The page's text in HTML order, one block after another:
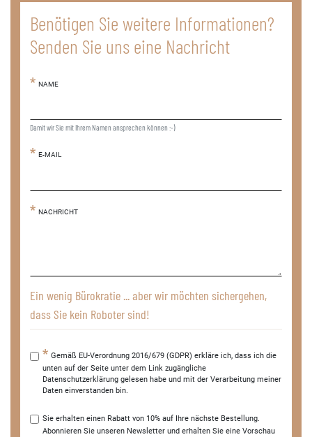
Benötigen Sie weitere Informationen?
Senden Sie uns eine Nachricht
NAME
Damit wir Sie mit Ihrem Namen ansprechen können :-)
E-MAIL
NACHRICHT
Ein wenig Bürokratie ... aber wir möchten sichergehen,
dass Sie kein Roboter sind!
Gemäß EU-Verordnung 2016/679 (GDPR) erkläre ich, dass ich die
unten auf der Seite unter dem Link zugängliche
Datenschutzerklärung gelesen habe und mit der Verarbeitung meiner
Daten einverstanden bin.
Sie erhalten einen Rabatt von 10% auf Ihre nächste Bestellung.
Abonnieren Sie unseren Newsletter und erhalten Sie eine Vorschau